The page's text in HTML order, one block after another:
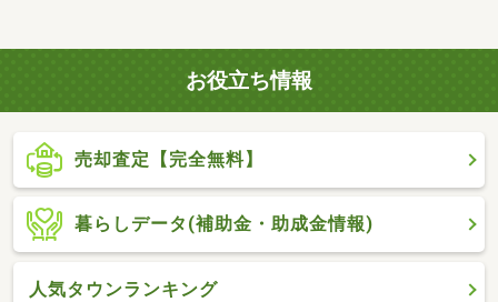
お役立ち情報
売却査定【完全無料】
暮らしデータ(補助金・助成金情報)
人気タウンランキング